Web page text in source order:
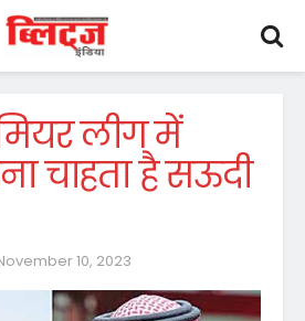
लीग में
चाहता है सऊदी
10, 2023